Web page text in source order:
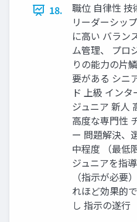
18.
職位 自律性 技
リーダーシッ
に高い バラン
ム管理、 プロ
りの能力の片
要がある シニ
ド 上級 イン
ジュニア 新人
高度な専門性
ー 問題解決、
中程度 （最低
ジュニアを指
（指示が必要
れほど効果的
し 指示の遂行